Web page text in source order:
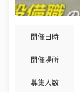
開催日時
開催場所
募集人数